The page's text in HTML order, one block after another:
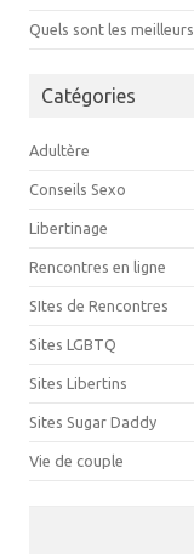
Quels sont les
Catégories
Adultère
Conseils Sexo
Libertinage
Rencontres en ligne
SItes de Rencontres
Sites LGBTQ
Sites Libertins
Sites Sugar Daddy
Vie de couple